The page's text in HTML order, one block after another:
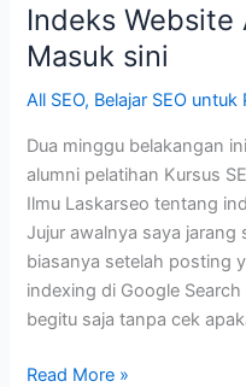
Indeks Website
Masuk sini
All SEO, Belajar SEO untuk
Dua minggu belakangan
alumni pelatihan Kursus
Ilmu Laskarseo tentang
Jujur awalnya saya jarang
biasanya setelah posting
indexing di Google
begitu saja tanpa cek
Indeks
Read More »